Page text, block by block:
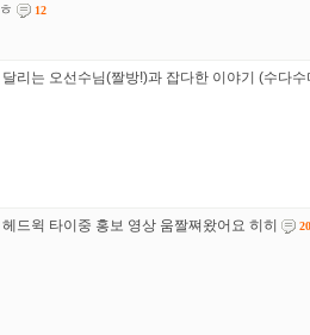
12
달리는 오선수님(짤방!)과 잡다한 이야기 (수다수
헤드윅 타이중 홍보 영상 움짤쪄왔어요 히히 20